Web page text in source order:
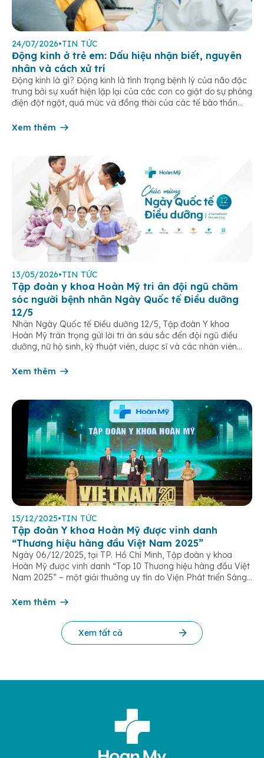
24/07/2026•TIN TỨC
Động kinh ở trẻ em: Dấu hiệu nhận biết, nguyên
nhân và cách xử trí
Động kinh là gì? Động kinh là tình trạng bệnh lý của não đặc
trưng bởi sự xuất hiện lặp lại của các cơn co giật do sự phóng
điện đột ngột, quá mức và đồng thời của các tế bào thần
Xem thêm
13/05/2026•TIN TỨC
Tập đoàn y khoa Hoàn Mỹ tri ân đội ngũ chăm
sóc người bệnh nhân Ngày Quốc tế Điều dưỡng
12/5
Nhân Ngày Quốc tế Điều dưỡng 12/5, Tập đoàn Y khoa
Hoàn Mỹ trân trọng gửi lời tri ân sâu sắc đến đội ngũ điều
dưỡng, nữ hộ sinh, kỹ thuật viên, dược sĩ và các nhân viên
âm thầm đồng hành trên […]
Xem thêm
15/12/2025•TIN TỨC
Tập đoàn Y khoa Hoàn Mỹ được vinh danh
“Thương hiệu hàng đầu Việt Nam 2025”
Ngày 06/12/2025, tại TP. Hồ Chí Minh, Tập đoàn y khoa
Hoàn Mỹ được vinh danh “Top 10 Thương hiệu hàng đầu Việt
Nam 2025” – một giải thưởng uy tín do Viện Phát triển Sáng
cứu Phát triển Doanh nghiệp Châu Á […]
Xem thêm
Xem tất cả